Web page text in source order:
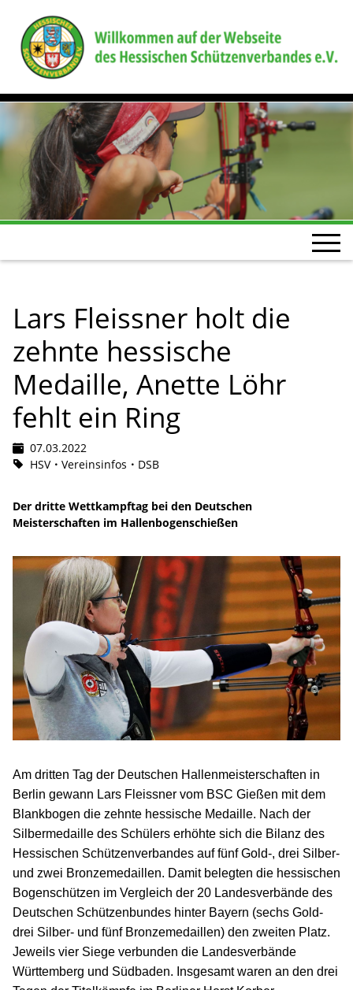
Lars Fleissner holt die
zehnte hessische
Medaille, Anette Löhr
fehlt ein Ring
07.03.2022
HSV
Vereinsinfos DSB
Der dritte Wettkampftag bei den Deutschen
Meisterschaften im Hallenbogenschießen
Am dritten Tag der Deutschen Hallenmeisterschaften in
Berlin gewann Lars Fleissner vom BSC Gießen mit dem
Blankbogen die zehnte hessische Medaille. Nach der
Silbermedaille des Schülers erhöhte sich die Bilanz des
Hessischen Schützenverbandes auf fünf Gold-, drei Silber-
und zwei Bronzemedaillen. Damit belegten die hessischen
Bogenschützen im Vergleich der 20 Landesverbände des
Deutschen Schützenbundes hinter Bayern (sechs Gold-
drei Silber- und fünf Bronzemedaillen) den zweiten Platz.
Jeweils vier Siege verbunden die Landesverbände
Württemberg und Südbaden. Insgesamt waren an den drei